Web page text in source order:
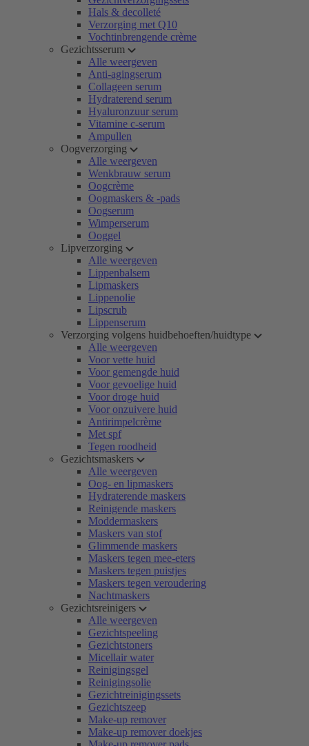
Hals & decolleté
Verzorging met Q10
Vochtinbrengende crème
Gezichtsserum
Alle weergeven
Anti-agingserum
Collageen serum
Hydraterend serum
Hyaluronzuur serum
Vitamine c-serum
Ampullen
Oogverzorging
Alle weergeven
Wenkbrauw serum
Oogcrème
Oogmaskers & -pads
Oogserum
Wimperserum
Ooggel
Lipverzorging
Alle weergeven
Lippenbalsem
Lipmaskers
Lippenolie
Lipscrub
Lippenserum
Verzorging volgens huidbehoeften/huidtype
Alle weergeven
Voor vette huid
Voor gemengde huid
Voor gevoelige huid
Voor droge huid
Voor onzuivere huid
Antirimpelcrème
Met spf
Tegen roodheid
Gezichtsmaskers
Alle weergeven
Oog- en lipmaskers
Hydraterende maskers
Reinigende maskers
Moddermaskers
Maskers van stof
Glimmende maskers
Maskers tegen mee-eters
Maskers tegen puistjes
Maskers tegen veroudering
Nachtmaskers
Gezichtsreinigers
Alle weergeven
Gezichtspeeling
Gezichtstoners
Micellair water
Reinigingsgel
Reinigingsolie
Gezichtreinigingssets
Gezichtszeep
Make-up remover
Make-up remover doekjes